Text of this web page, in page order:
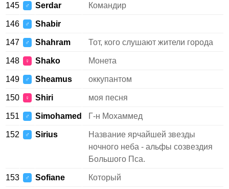
145 ♂ Serdar Командир
146 ♂ Shabir
147 ♂ Shahram Тот, кого слушают жители города
148 ♀ Shako Монета
149 ♂ Sheamus оккупантом
150 ♀ Shiri моя песня
151 ♂ Simohamed Г-н Мохаммед
152 ♂ Sirius
Название ярчайшей звезды
ночного неба - альфы созвездия
Большого Пса.
153 ♂ Sofiane Который